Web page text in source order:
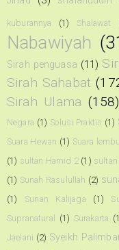
kuburannya (1) Shalawat
Nabawiyah
Sirah penguasa (11)
Sirah Sahabat
Sirah Ulama (158)
Negara (1) Solusi Praktis (1)
Suara Hewan (1) Suara
(1) sultan Hamid 2 (1)
(1) Sunah Rasulullah (2)
(1)
Sunan Kalijaga (1)
Supranatural
(1) Surakarta
Jaelani (2) Syeikh